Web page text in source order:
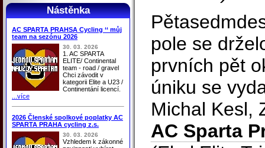
Nástěnka
AC SPARTA PRAHSA Cycling ‘‘ můj
team na sezónu 2026
30. 03. 2026
1. AC SPARTA
ELITE/ Continental
team - road / gravel
Chci závodit v
kategorii Elite a U23 /
Continentání licencí.
...více
2026 Členské spolkové poplatky AC
SPARTA PRAHA cycling z.s.
30. 03. 2026
Vzhledem k zákonné
pole se
prvních pět
úniku se
Michal Kesl,
AC Sparta